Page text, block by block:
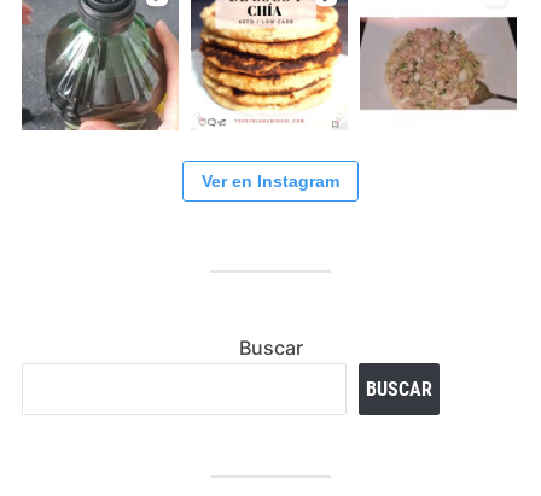
Ver en Instagram
Buscar
BUSCAR